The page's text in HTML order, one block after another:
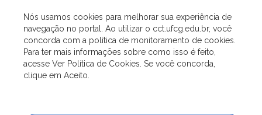
GRADUAÇÃO
PÓS-GRADUAÇÃO
Nós usamos cookies para melhorar sua experiência de
navegação no portal. Ao utilizar o cct.ufcg.edu.br, você
concorda com a política de monitoramento de cookies.
Para ter mais informações sobre como isso é feito,
acesse Ver Política de Cookies. Se você concorda,
clique em Aceito.